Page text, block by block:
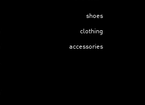
shoes
clothing
accessories